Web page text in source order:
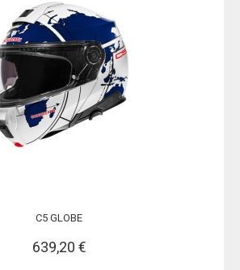
C5 GLOBE
639,20 €